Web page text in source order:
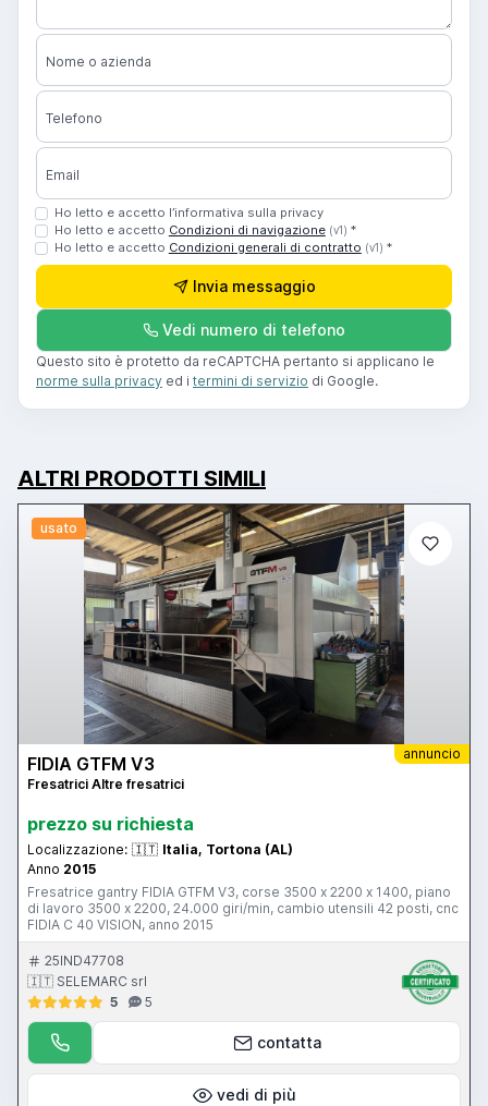
Nome o azienda
Telefono
Email
Ho letto e accetto l’informativa sulla privacy
Ho letto e accetto Condizioni di navigazione (v1) *
Ho letto e accetto Condizioni generali di contratto (v1) *
Invia messaggio
Vedi numero di telefono
Questo sito è protetto da reCAPTCHA pertanto si applicano le
norme sulla privacy ed i termini di servizio di Google.
ALTRI PRODOTTI SIMILI
usato
annuncio
FIDIA GTFM V3
Fresatrici Altre fresatrici
prezzo su richiesta
Localizzazione: 🇮🇹 Italia, Tortona (AL)
Anno 2015
Fresatrice gantry FIDIA GTFM V3, corse 3500 x 2200 x 1400, piano
di lavoro 3500 x 2200, 24.000 giri/min, cambio utensili 42 posti, cnc
FIDIA C 40 VISION, anno 2015
25IND47708
🇮🇹 SELEMARC srl
5
5
contatta
vedi di più